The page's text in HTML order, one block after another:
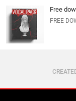
Free
FREE